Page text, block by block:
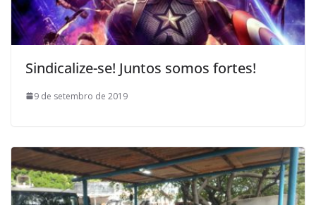
Sindicalize-se! Juntos somos fortes!
9 de setembro de 2019